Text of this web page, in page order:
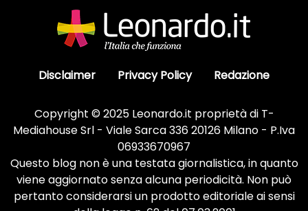
Disclaimer Privacy Policy Redazione
Copyright © 2025 Leonardo.it proprietà di T-
Mediahouse Srl - Viale Sarca 336 20126 Milano - P.Iva
06933670967
Questo blog non è una testata giornalistica, in quanto
viene aggiornato senza alcuna periodicità. Non può
pertanto considerarsi un prodotto editoriale ai sensi